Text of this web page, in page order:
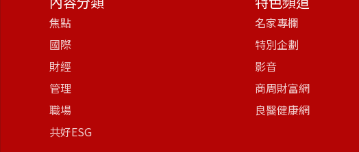
焦點
國際
財經
管理
職場
共好ESG
名家專欄
特別企劃
影音
商周財富網
良醫健康網